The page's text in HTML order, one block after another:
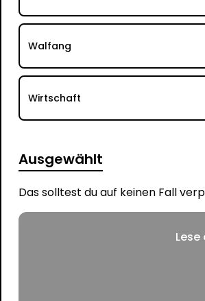
Walfang
Wirtschaft
Ausgewählt
Das solltest du auf keinen Fall